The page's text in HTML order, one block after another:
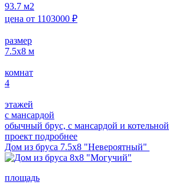
93.7 м2
цена от 1103000 ₽
размер
7.5х8 м
комнат
4
этажей
с мансардой
обычный брус, с мансардой и котельной
проект подробнее
Дом из бруса 7.5х8 "Невероятный"
площадь